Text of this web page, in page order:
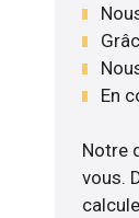
En
Notre
vous.